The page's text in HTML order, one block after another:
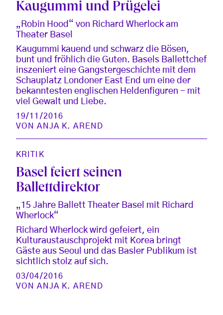
Kaugummi und Prügelei
„Robin Hood“ von Richard Wherlock am
Theater Basel
Kaugummi kauend und schwarz die Bösen,
bunt und fröhlich die Guten. Basels Ballettchef
inszeniert eine Gangstergeschichte mit dem
Schauplatz Londoner East End um eine der
bekanntesten englischen Heldenfiguren - mit
viel Gewalt und Liebe.
19/11/2016
VONANJA K. AREND
KRITIK
Basel feiert seinen
Ballettdirektor
„15 Jahre Ballett Theater Basel mit Richard
Wherlock“
Richard Wherlock wird gefeiert, ein
Kulturaustauschprojekt mit Korea bringt
Gäste aus Seoul und das Basler Publikum ist
sichtlich stolz auf sich.
03/04/2016
VONANJA K. AREND